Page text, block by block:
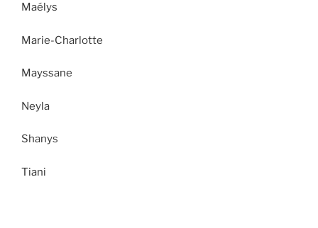
Maélys
Marie-Charlotte
Mayssane
Neyla
Shanys
Tiani